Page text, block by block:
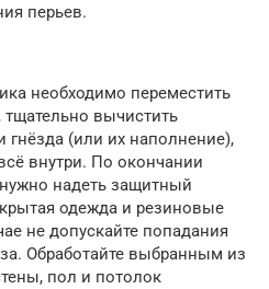
перьев.
необходимо переместить
тщательно вычистить
гнёзда (или их наполнение),
внутри. По окончании
надеть защитный
одежда и резиновые
не допускайте попадания
Обработайте выбранным из
пол и потолок